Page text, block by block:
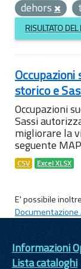
dehors
RISULTATO DEL
storico e
Occupazioni
Sassi
migliorare la
seguente
CSV Excel XLSX
E' possibile
Documentazione
Informazioni
Lista cataloghi